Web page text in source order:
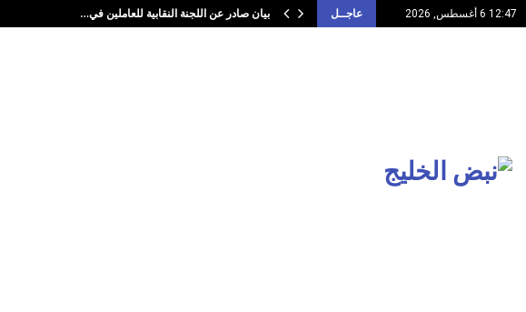
12:47 6 أغسطس, 2026 عاجــل بيان صادر عن اللجنة النقابية للعاملين في…